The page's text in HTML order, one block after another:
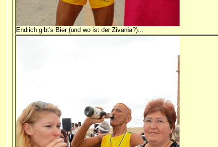
Endlich gibt's Bier (und wo ist der Zivania?)...